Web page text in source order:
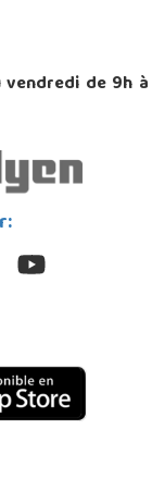
vendredi de 9h à